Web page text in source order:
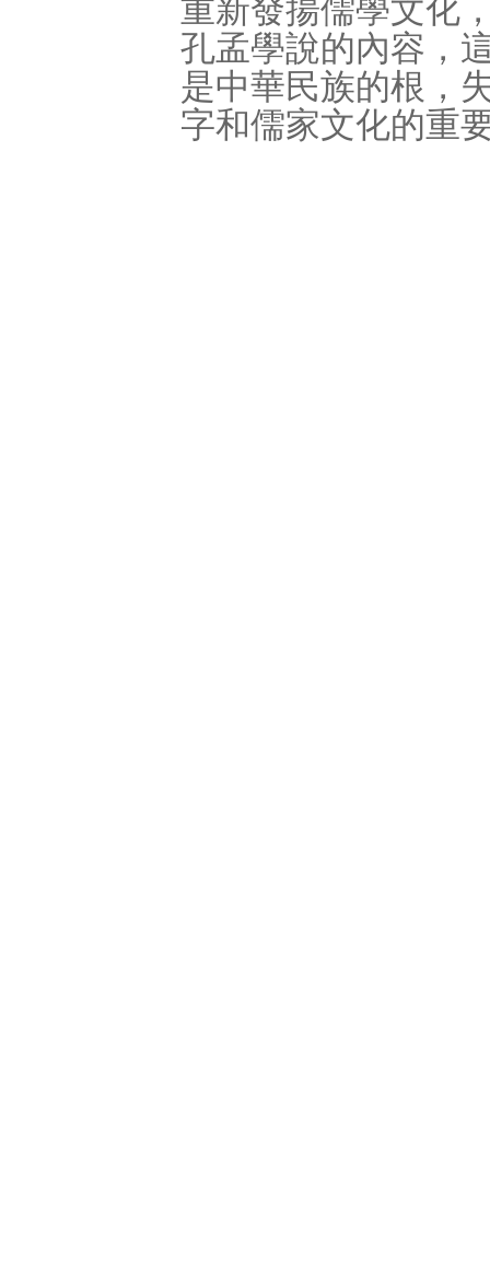
重新發揚儒學文化
孔孟學說的內容，
是中華民族的根，
字和儒家文化的重